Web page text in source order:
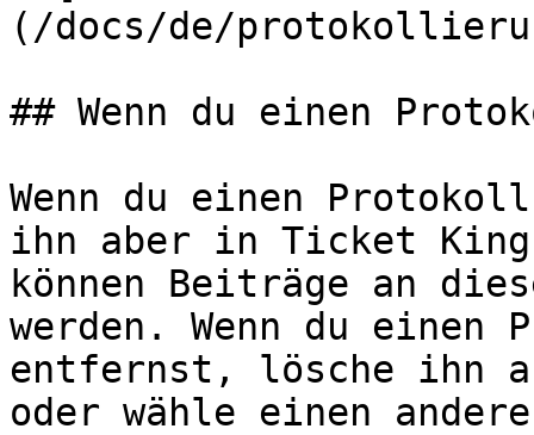
(/docs/de/
## Wenn du einen
Wenn du einen
ihn aber in Ticket
können Beiträge an
werden. Wenn du
entfernst, lösche ihn
oder wähle einen